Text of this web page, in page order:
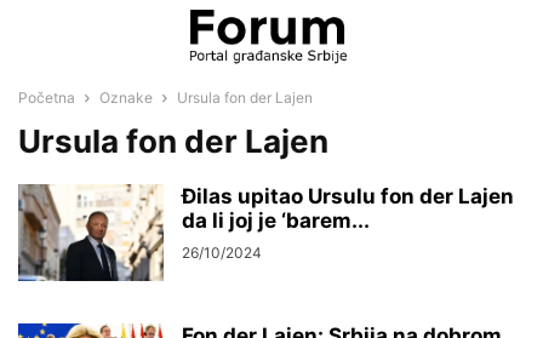
Početna Oznake Ursula fon der Lajen
Ursula fon der Lajen
Đilas upitao Ursulu fon der Lajen
da li joj je ‘barem...
26/10/2024